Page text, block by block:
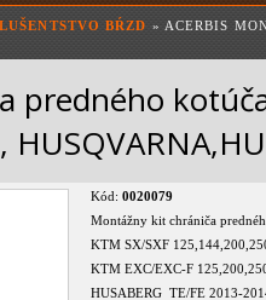
BŔZD » ACERBIS
predného
Kód: 0020079
Montážny kit chrániča
KTM SX/SXF
KTM EXC/EXC-F
HUSABERG TE/FE 2013-